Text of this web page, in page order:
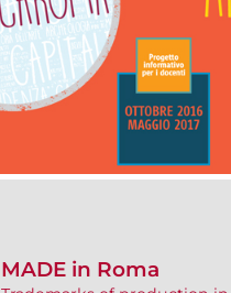
MADE in Roma